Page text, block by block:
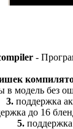
-
в модель без
3.поддержка
до 16
5.поддержка